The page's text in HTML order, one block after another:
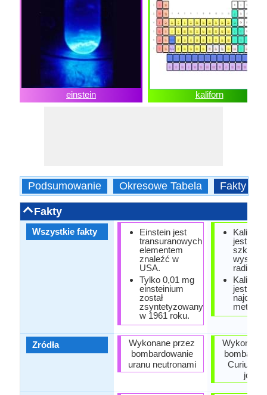
einstein kaliforn
Podsumowanie Okresowe Tabela Fakty
Fakty
Wszystkie fakty
Zródła
Einstein jest
transuranowych
elementem
znaleźć w
USA.
Tylko 0,01 mg
einsteinium
został
zsyntetyzowany
w 1961 roku.
Wykonane przez
bombardowanie
uranu neutronami
Kaliforn
jest
wysoce
Kaliforn
jest
metalu.
Wykonane
Curium
jonów